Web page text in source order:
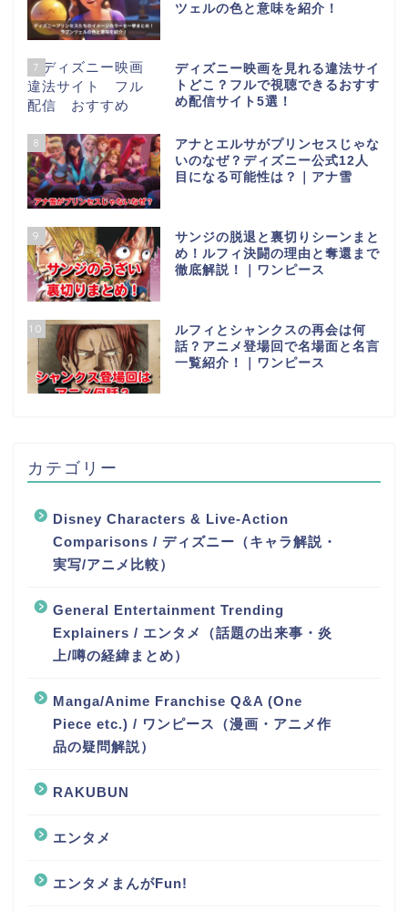
ツェルの色と意味を紹介！
7
ディズニー映画を見れる違法サイ
トどこ？フルで視聴できるおすす
め配信サイト5選！
8
アナとエルサがプリンセスじゃな
いのなぜ？ディズニー公式12人
目になる可能性は？｜アナ雪
9
サンジの脱退と裏切りシーンまと
め！ルフィ決闘の理由と奪還まで
徹底解説！｜ワンピース
10
ルフィとシャンクスの再会は何
話？アニメ登場回で名場面と名言
一覧紹介！｜ワンピース
カテゴリー
Disney Characters & Live-Action
Comparisons / ディズニー（キャラ解説・
実写/アニメ比較）
General Entertainment Trending
Explainers / エンタメ（話題の出来事・炎
上/噂の経緯まとめ）
Manga/Anime Franchise Q&A (One
Piece etc.) / ワンピース（漫画・アニメ作
品の疑問解説）
RAKUBUN
エンタメ
エンタメまんがFun!